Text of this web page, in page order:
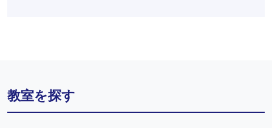
教室を探す